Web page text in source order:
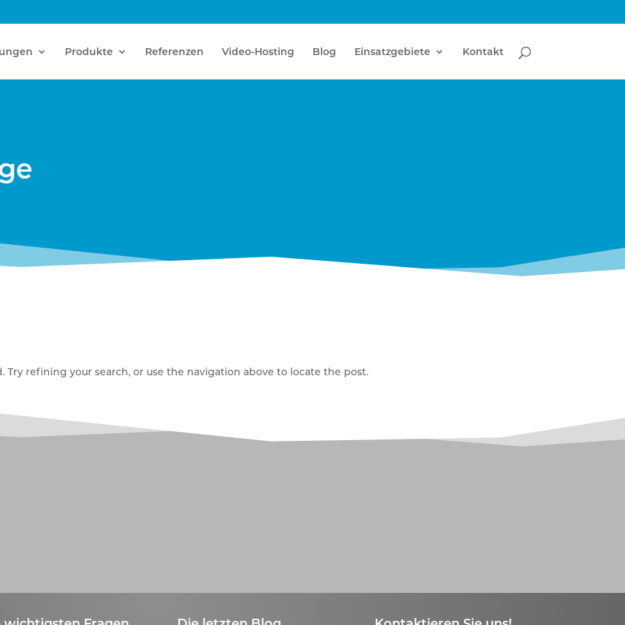
Produkte Referenzen Video-Hosting Blog Einsatzgebiete Kontakt
refining your search, or use the navigation above to locate the post.